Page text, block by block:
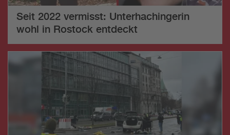
Seit 2022 vermisst: Unterhachingerin
wohl in Rostock entdeckt